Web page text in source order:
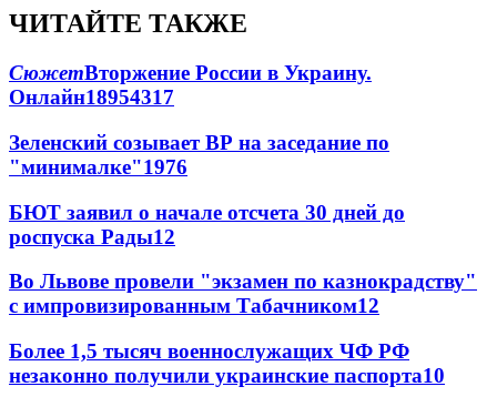
ЧИТАЙТЕ ТАКЖЕ
СюжетВторжение России в Украину.
Онлайн18954317
Зеленский созывает ВР на заседание по
"минималке"1976
БЮТ заявил о начале отсчета 30 дней до
роспуска Рады12
Во Львове провели "экзамен по казнокрадству"
с импровизированным Табачником12
Более 1,5 тысяч военнослужащих ЧФ РФ
незаконно получили украинские паспорта10